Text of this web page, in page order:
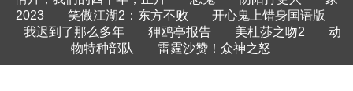
2023
笑傲江湖2：东方不败
开心鬼上错身国语版
我迟到了那么多年
狎鸥亭报告 美杜莎之吻2
动
物特种部队
雷霆沙赞！众神之怒